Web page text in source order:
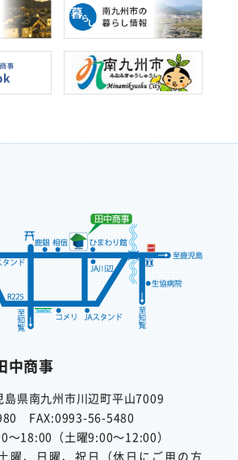
中商事
島県南九州市川辺町平山7009
FAX:0993-56-5480
～18:00（土曜9:00～12:00）
曜、日曜、祝日（休日にご用の方